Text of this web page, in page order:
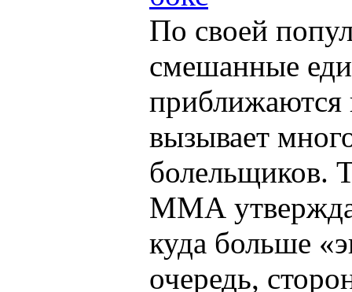
По своей
смешанные
приближаются
вызывает
болельщиков.
ММА
куда больше
очередь,